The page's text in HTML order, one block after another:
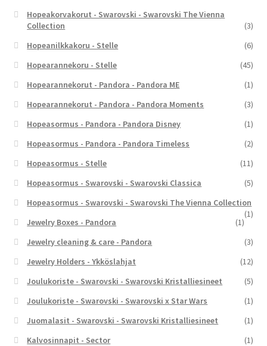
Hopeakorvakorut - Swarovski - Swarovski The Vienna
Collection
(3)
Hopeanilkkakoru - Stelle
(6)
Hopearannekoru - Stelle
(45)
Hopearannekorut - Pandora - Pandora ME
(1)
Hopearannekorut - Pandora - Pandora Moments
(3)
Hopeasormus - Pandora - Pandora Disney
(1)
Hopeasormus - Pandora - Pandora Timeless
(2)
Hopeasormus - Stelle
(11)
Hopeasormus - Swarovski - Swarovski Classica
(5)
Hopeasormus - Swarovski - Swarovski The Vienna Collection
(1)
Jewelry Boxes - Pandora
(1)
Jewelry cleaning & care - Pandora
(3)
Jewelry Holders - Ykköslahjat
(12)
Joulukoriste - Swarovski - Swarovski Kristalliesineet
(5)
Joulukoriste - Swarovski - Swarovski x Star Wars
(1)
Juomalasit - Swarovski - Swarovski Kristalliesineet
(1)
Kalvosinnapit - Sector
(1)